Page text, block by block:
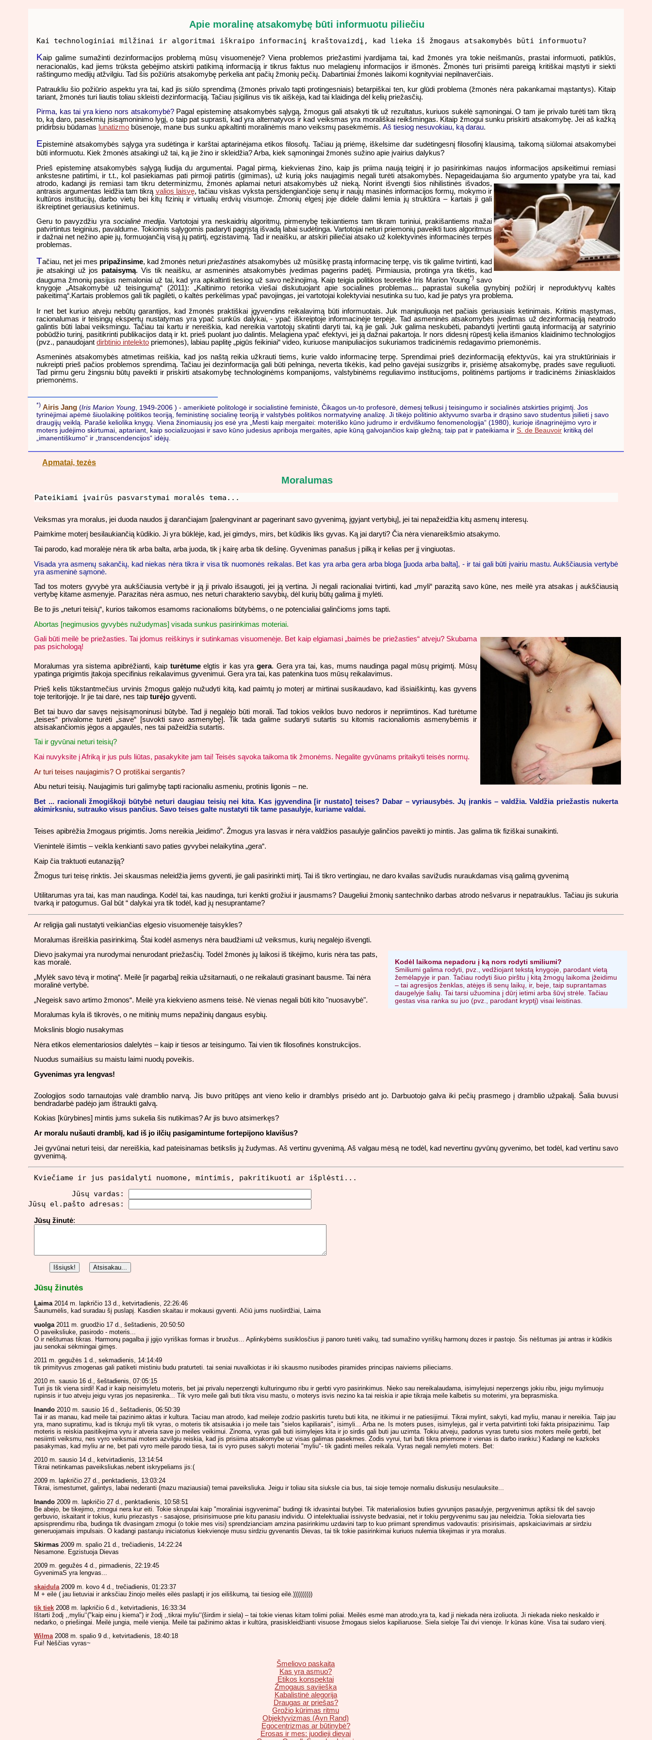
Apie moralinę atsakomybę būti informuotu piliečiu
Kai technologiniai milžinai ir algoritmai iškraipo informacinį kraštovaizdį, kad lieka iš žmogaus atsakomybės būti informuotu?
Kaip galime sumažinti dezinformacijos problemą mūsų visuomenėje? Viena problemos priežastimi įvardijama tai, kad žmonės yra tokie neišmanūs, prastai informuoti, patiklūs,
neracionalūs, kad jiems trūksta gebėjimo atskirti patikimą informaciją ir tikrus faktus nuo melagienų informacijos ir išmonės. Žmonės turi prisiimti pareigą kritiškai mąstyti ir siekti
raštingumo medijų atžvilgiu. Tad šis požiūris atsakomybę perkelia ant pačių žmonių pečių. Dabartiniai žmonės laikomi kognityviai nepilnaverčiais.
Patraukliu šio požiūrio aspektu yra tai, kad jis siūlo sprendimą (žmonės privalo tapti protingesniais) betarpiškai ten, kur glūdi problema (žmonės nėra pakankamai mąstantys). Kitaip
tariant, žmonės turi liautis toliau skleisti dezinformaciją. Tačiau įsigilinus vis tik aiškėja, kad tai klaidinga dėl kelių priežasčių.
Pirma, kas tai yra kieno nors atsakomybė?Pagal episteminę atsakomybės sąlygą, žmogus gali atsakyti tik už rezultatus, kuriuos sukėlė sąmoningai. O tam jie privalo turėti tam tikrą
to, ką daro, pasekmių įsisąmoninimo lygį, o taip pat suprasti, kad yra alternatyvos ir kad veiksmas yra morališkai reikšmingas. Kitaip žmogui sunku priskirti atsakomybę. Jei aš kažką
pridirbsiu būdamas lunatizmo būsenoje, mane bus sunku apkaltinti moralinėmis mano veiksmų pasekmėmis. Aš tiesiog nesuvokiau, ką darau.
Episteminė atsakomybės sąlyga yra sudėtinga ir karštai aptarinėjama etikos filosofų. Tačiau ją priėmę, iškelsime dar sudėtingesnį filosofinį klausimą, taikomą siūlomai atsakomybei
būti informuotu. Kiek žmonės atsakingi už tai, ką jie žino ir skleidžia? Arba, kiek sąmoningai žmonės sužino apie įvairius dalykus?
Prieš episteminę atsakomybės sąlygą liudija du argumentai. Pagal pirmą, kiekvienas žino, kaip jis priima naują teiginį ir jo pasirinkimas naujos informacijos apsikeitimui remiasi
ankstesne patirtimi, ir t.t., kol pasiekiamas pati pirmoji patirtis (gimimas), už kurią joks naujagimis negali turėti atsakomybės. Nepageidaujama šio argumento ypatybe yra tai, kad
atrodo, kadangi jis remiasi tam tikru determinizmu, žmonės aplamai neturi atsakomybės už nieką. Norint išvengti šios nihilistinės išvados,
antrasis argumentas leidžia tam tikrą valios laisvę, tačiau viskas vyksta persidengiančioje senų ir naujų masinės informacijos formų, mokymo ir
kultūros institucijų, darbo vietų bei kitų fizinių ir virtualių erdvių visumoje. Žmonių elgesį joje didele dalimi lemia jų struktūra – kartais ji gali
iškreiptinet geriausius ketinimus.
Geru to pavyzdžiu yra socialinė medija. Vartotojai yra neskaidrių algoritmų, pirmenybę teikiantiems tam tikram turiniui, prakišantiems mažai
patvirtintus teiginius, pavaldume. Tokiomis sąlygomis padaryti pagrįstą išvadą labai sudėtinga. Vartotojai neturi priemonių paveikti tuos algoritmus
ir dažnai net nežino apie jų, formuojančią visą jų patirtį, egzistavimą. Tad ir neaišku, ar atskiri piliečiai atsako už kolektyvinės informacinės terpės
problemas.
Tačiau, net jei mes pripažinsime, kad žmonės neturipriežastinės atsakomybės už mūsiškę prastą informacinę terpę, vis tik galime tvirtinti, kad
jie atsakingi už jos pataisymą. Vis tik neaišku, ar asmeninės atsakomybės įvedimas pagerins padėtį. Pirmiausia, protinga yra tikėtis, kad
dauguma žmonių pasijus nemaloniai už tai, kad yra apkaltinti tiesiog už savo nežinojimą. Kaip teigia politikos teoretikė Iris Marion Young*) savo
knygoje „Atsakomybė už teisingumą“ (2011): „Kaltinimo retorika viešai diskutuojant apie socialines problemas... paprastai sukelia gynybinį požiūrį ir neproduktyvų kaltės
pakeitimą“.Kartais problemos gali tik pagilėti, o kaltės perkėlimas ypač pavojingas, jei vartotojai kolektyviai nesutinka su tuo, kad jie patys yra problema.
Ir net bet kuriuo atveju nebūtų garantijos, kad žmonės praktiškai įgyvendins reikalavimą būti informuotais. Juk manipuliuoja net pačiais geriausiais ketinimais. Kritinis mąstymas,
racionalumas ir teisingų ekspertų nustatymas yra ypač sunkūs dalykai, - ypač iškreiptoje informacinėje terpėje. Tad asmeninės atsakomybės įvedimas už dezinformaciją neatrodo
galintis būti labai veiksmingu. Tačiau tai kartu ir nereiškia, kad nereikia vartotojų skatinti daryti tai, ką jie gali. Juk galima neskubėti, pabandyti įvertinti gautą informaciją ar satyrinio
pobūdžio turinį, pasitikrinti publikacijos datą ir kt. prieš puolant juo dalintis. Melagiena ypač efektyvi, jei ją dažnai pakartoja. Ir nors didesnį rūpestį kelia išmanios klaidinimo technologijos
(pvz., panaudojant dirbtinio intelekto priemones), labiau paplitę „pigūs feikiniai“ video, kuriuose manipuliacijos sukuriamos tradicinėmis redagavimo priemonėmis.
Asmeninės atsakomybės atmetimas reiškia, kad jos naštą reikia užkrauti tiems, kurie valdo informacinę terpę. Sprendimai prieš dezinformaciją efektyvūs, kai yra struktūriniais ir
nukreipti prieš pačios problemos sprendimą. Tačiau jei dezinformacija gali būti pelninga, neverta tikėkis, kad pelno gavėjai susizgribs ir, prisiėmę atsakomybę, pradės save reguliuoti.
Tad pirmu geru žingsniu būtų paveikti ir priskirti atsakomybę technologinėms kompanijoms, valstybinėms reguliavimo institucijoms, politinėms partijoms ir tradicinėms žiniasklaidos
priemonėms.
*) Airis Jang (Iris Marion Young , 1949-2006 ) - amerikietė politologė ir socialistinė feministė, Čikagos un-to profesorė, dėmesį telkusi į teisingumo ir socialinės atskirties prigimtį. Jos
tyrinėjimai apėmė šiuolaikinę politikos teoriją, feministinę socialinę teoriją ir valstybės politikos normatyvinę analizę. Ji tikėjo politinio aktyvumo svarba ir drąsino savo studentus įsilieti į savo
draugijų veiklą. Parašė keliolika knygų. Viena žinomiausių jos esė yra „Mesti kaip mergaitei: moteriško kūno judrumo ir erdviškumo fenomenologija“ (1980), kurioje išnagrinėjimo vyro ir
moters judėjimo skirtumai, aptariant, kaip socializuojasi ir savo kūno judesius apriboja mergaitės, apie kūną galvojančios kaip gležną; taip pat ir pateikiama ir S. de Beauvoir kritiką dėl
„imanentiškumo“ ir „transcendencijos“ idėjų.
Apmatai, tezės
Moralumas
Pateikiami įvairūs pasvarstymai moralės tema...
Veiksmas yra moralus, jei duoda naudos jį darančiajam [palengvinant ar pagerinant savo gyvenimą, įgyjant vertybių], jei tai nepažeidžia kitų asmenų interesų.
Paimkime moterį besilaukiančią kūdikio. Ji yra būklėje, kad, jei gimdys, mirs, bet kūdikis liks gyvas. Ką jai daryti? Čia nėra vienareikšmio atsakymo.
Tai parodo, kad moralėje nėra tik arba balta, arba juoda, tik į kairę arba tik dešinę. Gyvenimas panašus į pilką ir kelias per jį vingiuotas.
Visada yra asmenų sakančių, kad niekas nėra tikra ir visa tik nuomonės reikalas. Bet kas yra arba gera arba bloga [juoda arba balta], - ir tai gali būti įvairiu mastu. Aukščiausia vertybė
yra asmeninė sąmonė.
Tad tos moters gyvybė yra aukščiausia vertybė ir ją ji privalo išsaugoti, jei ją vertina. Ji negali racionaliai tvirtinti, kad „myli“ parazitą savo kūne, nes meilė yra atsakas į aukščiausią
vertybę kitame asmenyje. Parazitas nėra asmuo, nes neturi charakterio savybių, dėl kurių būtų galima jį mylėti.
Be to jis „neturi teisių“, kurios taikomos esamoms racionalioms būtybėms, o ne potencialiai galinčioms joms tapti.
Abortas [negimusios gyvybės nužudymas] visada sunkus pasirinkimas moteriai.
Gali būti meilė be priežasties. Tai įdomus reiškinys ir sutinkamas visuomenėje. Bet kaip elgiamasi „baimės be priežasties“ atveju? Skubama
pas psichologą!
Moralumas yra sistema apibrėžianti, kaip turėtumeelgtis ir kas yra gera. Gera yra tai, kas, mums naudinga pagal mūsų prigimtį. Mūsų
ypatinga prigimtis įtakoja specifinius reikalavimus gyvenimui. Gera yra tai, kas patenkina tuos mūsų reikalavimus.
Prieš kelis tūkstantmečius urvinis žmogus galėjo nužudyti kitą, kad paimtų jo moterį ar mirtinai susikaudavo, kad išsiaiškintų, kas gyvens
toje teritorijoje. Ir jie tai darė, nes taip turėjo gyventi.
Bet tai buvo dar savęs neįsisąmoninusi būtybė. Tad ji negalėjo būti morali. Tad tokios veiklos buvo nedoros ir nepriimtinos. Kad turėtume
„teises“ privalome turėti „save“ [suvokti savo asmenybę]. Tik tada galime sudaryti sutartis su kitomis racionaliomis asmenybėmis ir
atsisakančiomis jėgos a apgaulės, nes tai pažeidžia sutartis.
Tai ir gyvūnai neturi teisių?
Kai nuvyksite į Afriką ir jus puls liūtas, pasakykite jam tai! Teisės sąvoka taikoma tik žmonėms. Negalite gyvūnams pritaikyti teisės normų.
Ar turi teises naujagimis? O protiškai sergantis?
Abu neturi teisių. Naujagimis turi galimybę tapti racionaliu asmeniu, protinis ligonis – ne.
Bet ... racionali žmogiškoji būtybė neturi daugiau teisių nei kita. Kas įgyvendina [ir nustato] teises? Dabar – vyriausybės. Jų įrankis – valdžia. Valdžia priežastis nukerta
akimirksniu, sutrauko visus pančius. Savo teises galte nustatyti tik tame pasaulyje, kuriame valdai.
Teises apibrėžia žmogaus prigimtis. Joms nereikia „leidimo“. Žmogus yra lasvas ir nėra valdžios pasaulyje galinčios paveikti jo mintis. Jas galima tik fiziškai sunaikinti.
Vienintelė išimtis – veikla kenkianti savo paties gyvybei nelaikytina „gera“.
Kaip čia traktuoti eutanaziją?
Žmogus turi teisę rinktis. Jei skausmas neleidžia jiems gyventi, jie gali pasirinkti mirtį. Tai iš tikro vertingiau, ne daro kvailas savižudis nuraukdamas visą galimą gyvenimą
Utilitarumas yra tai, kas man naudinga. Kodėl tai, kas naudinga, turi kenkti grožiui ir jausmams? Daugeliui žmonių santechniko darbas atrodo nešvarus ir nepatrauklus. Tačiau jis sukuria
tvarką ir patogumus. Gal būt “ dalykai yra tik todėl, kad jų nesuprantame?
Ar religija gali nustatyti veikiančias elgesio visuomenėje taisykles?
Moralumas išreiškia pasirinkimą. Štai kodėl asmenys nėra baudžiami už veiksmus, kurių negalėjo išvengti.
Kodėl laikoma nepadoru į ką nors rodyti smiliumi?
Smiliumi galima rodyti, pvz., vedžiojant tekstą knygoje, parodant vietą
žemėlapyje ir pan. Tačiau rodyti šiuo pirštu į kitą žmogų laikoma įžeidimu
– tai agresijos ženklas, atėjęs iš senų laikų, ir, beje, taip suprantamas
daugelyje šalių. Tai tarsi užuomina į dūrį ietimi arba šūvį strėle. Tačiau
gestas visa ranka su juo (pvz., parodant kryptį) visai leistinas.
Dievo įsakymai yra nurodymai nenurodant priežasčių. Todėl žmonės jų laikosi iš tikėjimo, kuris nėra tas pats,
kas moralė.
„Mylėk savo tėvą ir motiną“. Meilė [ir pagarbą] reikia užsitarnauti, o ne reikalauti grasinant bausme. Tai nėra
moralinė vertybė.
„Negeisk savo artimo žmonos“. Meilė yra kiekvieno asmens teisė. Nė vienas negali būti kito "nuosavybė".
Moralumas kyla iš tikrovės, o ne mitinių mums nepažinių dangaus esybių.
Mokslinis blogio nusakymas
Nėra etikos elementariosios dalelytės – kaip ir tiesos ar teisingumo. Tai vien tik filosofinės konstrukcijos.
Nuodus sumaišius su maistu laimi nuodų poveikis.
Gyvenimas yra lengvas!
Zoologijos sodo tarnautojas valė dramblio narvą. Jis buvo pritūpęs ant vieno kelio ir dramblys prisėdo ant jo. Darbuotojo galva iki pečių prasmego į dramblio užpakalį. Šalia buvusi
bendradarbė padėjo jam ištraukti galvą.
Kokias [kūrybines] mintis jums sukelia šis nutikimas? Ar jis buvo atsimerkęs?
Ar moralu nušauti dramblį, kad iš jo ilčių pasigamintume fortepijono klavišus?
Jei gyvūnai neturi teisi, dar nereiškia, kad pateisinamas betikslis jų žudymas. Aš vertinu gyvenimą. Aš valgau mėsą ne todėl, kad nevertinu gyvūnų gyvenimo, bet todėl, kad vertinu savo
gyvenimą.
Kviečiame ir jus pasidalyti nuomone, mintimis, pakritikuoti ar išplėsti...
Jūsų vardas:
Jūsų el.pašto adresas:
Jūsų žinutė:
Jūsų žinutės
Laima2014 m. lapkričio 13 d., ketvirtadienis, 22:26:46
Šaunumėlis, kad suradau šį puslapį. Kasdien skaitau ir mokausi gyventi. Ačiū jums nuoširdžiai, Laima
vuolga 2011 m. gruodžio 17 d., šeštadienis, 20:50:50
O paveiksliuke, pasirodo - moteris...
O ir nėštumas tikras. Harmonų pagalba ji įgijo vyriškas formas ir bruožus... Aplinkybėms susiklosčius ji panoro turėti vaikų, tad sumažino vyriškų harmonų dozes ir pastojo. Šis nėštumas jai antras ir kūdikis
jau senokai sėkmingai gimęs.
2011 m. gegužės 1 d., sekmadienis, 14:14:49
tik primityvus zmogenas gali patiketi mistiniu budu praturteti. tai seniai nuvalkiotas ir iki skausmo nusibodes piramides principas naiviems pilieciams.
2010 m. sausio 16 d., šeštadienis, 07:05:15
Turi jis tik viena sirdi! Kad ir kaip neisimyletu moteris, bet jai privalu neperzengti kulturingumo ribu ir gerbti vyro pasirinkimus. Nieko sau nereikalaudama, isimylejusi neperzengs jokiu ribu, jeigu mylimuoju
rupinsis ir tuo atveju jeigu vyras jos nepasirenka... Tik vyro meile gali buti tikra visu mastu, o moterys isvis nezino ka tai reiskia ir apie tikraja meile kalbetis su moterimi, yra beprasmiska.
Inando 2010 m. sausio 16 d., šeštadienis, 06:50:39
Tai ir as manau, kad meile tai pazinimo aktas ir kultura. Taciau man atrodo, kad meileje zodzio paskirtis turetu buti kita, ne itikimui ir ne patiesijimui. Tikrai mylint, sakyti, kad myliu, manau ir nereikia. Taip jau
yra, mano supratimu, kad is tikruju myli tik vyras, o moteris tik atsisaukia i jo meile tais "sielos kapiliarais", isimyli... Arba ne. Is moters puses, isimylejus, gal ir verta patvirtinti toki fakta prisipazinimu. Taip
moteris is reiskia pasitikejima vyru ir atveria save jo meiles veikimui. Zinoma, vyras gali buti isimylejes kita ir jo sirdis gali buti jau uzimta. Tokiu atveju, padorus vyras turetu sios moters meile gerbti, bet
nesiimti veiksmu, nes vyro veiksmai moters azvilgiu reiskia, kad jis prisiima atsakomybe uz visas galimas pasekmes. Zodis vyrui, turi buti tikra priemone ir vienas is darbo irankiu:) Kadangi ne kazkoks
pasakymas, kad myliu ar ne, bet pati vyro meile parodo tiesa, tai is vyro puses sakyti moteriai "myliu"- tik gadinti meiles reikala. Vyras negali nemyleti moters. Bet:
2010 m. sausio 14 d., ketvirtadienis, 13:14:54
Tikrai netinkamas paveiksliukas.nebent iskrypeliams jis:(
2009 m. lapkričio 27 d., penktadienis, 13:03:24
Tikrai, ismestumet, galintys, labai nederanti (mazu maziausiai) temai paveiksliuka. Jeigu ir toliau sita siuksle cia bus, tai sioje temoje normaliu diskusiju nesulauksite...
Inando 2009 m. lapkričio 27 d., penktadienis, 10:58:51
Be abejo, be tikejimo, zmogui nera kur eiti. Tokie skrupulai kaip "moraliniai isgyvenimai" budingi tik idvasintai butybei. Tik materialiosios buties gyvunijos pasaulyje, pergyvenimus aptiksi tik del savojo
gerbuvio, iskaitant ir tokius, kuriu priezastys - sasajose, prisirisimuose prie kitu panasiu individu. O intelektualiai issivyste bedvasiai, net ir tokiu pergyvenimu sau jau neleidzia. Tokia sielovarta ties
apsisprendimu riba, budinga tik dvasingam zmogui (o tokie mes visi) sprendzianciam amzina pasirinkimu uzdavini tarp to kuo priimant sprendimus vadovautis: prisirisimais, apskaiciavimais ar sirdziu
generuojamais impulsais. O kadangi pastaruju iniciatorius kiekvienoje musu sirdziu gyvenantis Dievas, tai tik tokie pasirinkimai kuriuos nulemia tikejimas ir yra moralus.
Skirmas 2009 m. spalio 21 d., trečiadienis, 14:22:24
Nesamone. Egzistuoja Dievas
2009 m. gegužės 4 d., pirmadienis, 22:19:45
GyvenimaS yra lengvas...
skaidula 2009 m. kovo 4 d., trečiadienis, 01:23:37
M + eilė ( jau lietuviai ir anksčiau žinojo meilės eilės paslaptį ir jos eiliškumą, tai tiesiog eilė.))))))))))
tik tiek 2008 m. lapkričio 6 d., ketvirtadienis, 16:33:34
Ištarti žodį ,,myliu‘‘("kaip einu į kiema") ir žodį ,,tikrai myliu‘‘(širdim ir siela) – tai tokie vienas kitam tolimi poliai. Meilės esmė man atrodo,yra ta, kad ji niekada nėra izoliuota. Ji niekada nieko neskaldo ir
nedarko, o priešingai. Meilė jungia, meilė vienija. Meilė tai pažinimo aktas ir kultūra, prasiskleidžianti visuose žmogaus sielos kapiliaruose. Siela sieloje Tai dvi vienoje. Ir kūnas kūne. Visa tai sudaro vienį.
Wilma2008 m. spalio 9 d., ketvirtadienis, 18:40:18
Fui! Nėščias vyras~
Šmeliovo paskaita
Kas yra asmuo?
Etikos konspektai
Žmogaus saviieška
Kabalistinė alegorija
Draugas ar priešas?
Grožio kūrimas ritmu
Objektyvizmas (Ayn Rand)
Egocentrizmas ar būtinybė?
Erosas ir mes: juodieji dievai